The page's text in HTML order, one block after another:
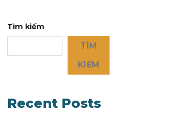
Tìm kiếm
TÌM
KIẾM
Recent Posts